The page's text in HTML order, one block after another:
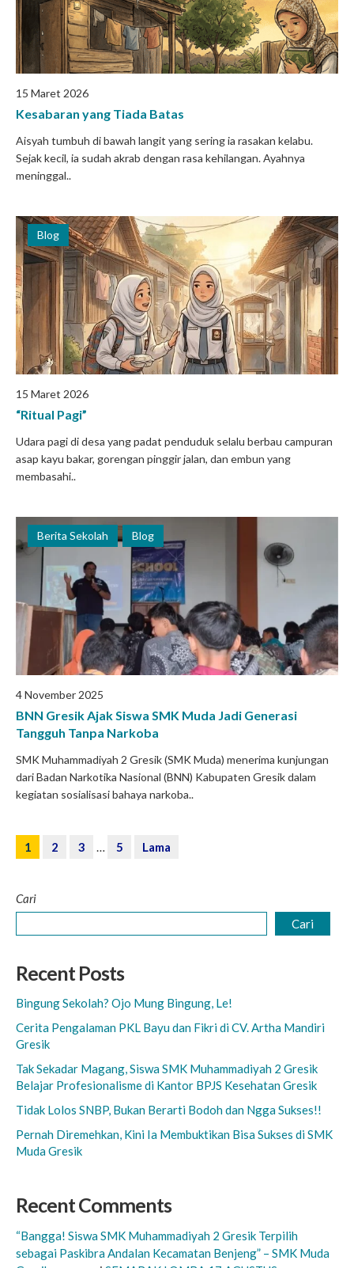
15 Maret 2026
Kesabaran yang Tiada Batas
Aisyah tumbuh di bawah langit yang sering ia rasakan kelabu.
Sejak kecil, ia sudah akrab dengan rasa kehilangan. Ayahnya
meninggal..
Blog
15 Maret 2026
“Ritual Pagi”
Udara pagi di desa yang padat penduduk selalu berbau campuran
asap kayu bakar, gorengan pinggir jalan, dan embun yang
membasahi..
Berita Sekolah Blog
4 November 2025
BNN Gresik Ajak Siswa SMK Muda Jadi Generasi
Tangguh Tanpa Narkoba
SMK Muhammadiyah 2 Gresik (SMK Muda) menerima kunjungan
dari Badan Narkotika Nasional (BNN) Kabupaten Gresik dalam
kegiatan sosialisasi bahaya narkoba..
1 2 3 … 5 Lama
Cari
Cari
Recent Posts
Bingung Sekolah? Ojo Mung Bingung, Le!
Cerita Pengalaman PKL Bayu dan Fikri di CV. Artha Mandiri
Gresik
Tak Sekadar Magang, Siswa SMK Muhammadiyah 2 Gresik
Belajar Profesionalisme di Kantor BPJS Kesehatan Gresik
Tidak Lolos SNBP, Bukan Berarti Bodoh dan Ngga Sukses!!
Pernah Diremehkan, Kini Ia Membuktikan Bisa Sukses di SMK
Muda Gresik
Recent Comments
“Bangga! Siswa SMK Muhammadiyah 2 Gresik Terpilih
sebagai Paskibra Andalan Kecamatan Benjeng” – SMK Muda